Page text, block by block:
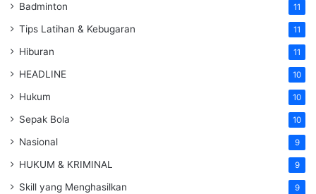
Badminton 11
Tips Latihan & Kebugaran 11
Hiburan 11
HEADLINE 10
Hukum 10
Sepak Bola 10
Nasional 9
HUKUM & KRIMINAL 9
Skill yang Menghasilkan 9